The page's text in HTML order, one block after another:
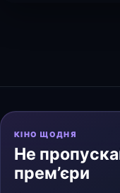
КІНО ЩОДНЯ
Не
прем’єри